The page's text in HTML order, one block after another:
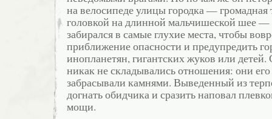
на велосипеде улицы городка —
головкой на длинной мальчишеской шее —
забирался в самые глухие места, чтобы
приближение опасности и предупредить
инопланетян, гигантских жуков или детей.
никак не складывались отношения: они
забрасывали камнями. Выведенный из
догнать обидчика и сразить наповал
мощи.